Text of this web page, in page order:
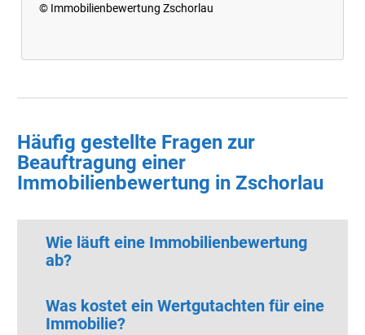
© Immobilienbewertung Zschorlau
Häufig gestellte Fragen zur
Beauftragung einer
Immobilienbewertung in Zschorlau
Wie läuft eine Immobilienbewertung
ab?
Was kostet ein Wertgutachten für eine
Immobilie?